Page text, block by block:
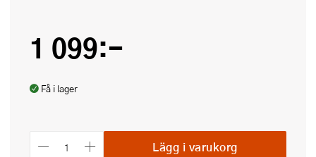
1 099:-
Få i lager
Lägg i varukorg